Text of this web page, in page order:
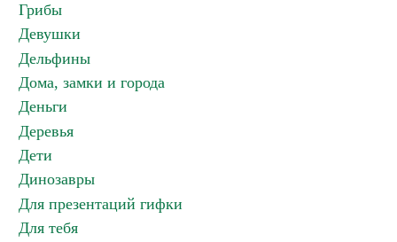
Грибы
Девушки
Дельфины
Дома, замки и города
Деньги
Деревья
Дети
Динозавры
Для презентаций гифки
Для тебя